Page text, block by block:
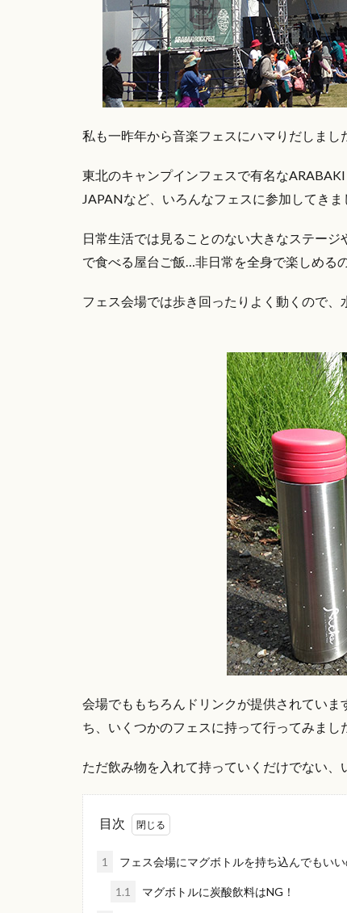
私も一昨年から音楽フェスにハマりだしまし
東北のキャンプインフェスで有名な
JAPANなど、いろんなフェスに参加してきま
日常生活では見ることのない大きなステー
で食べる屋台ご飯…非日常を全身で楽しめる
フェス会場では歩き回ったりよく動くので、
会場でももちろんドリンクが提供されてい
ち、いくつかのフェスに持って行ってみまし
ただ飲み物を入れて持っていくだけでない、
目次
1 フェス会場にマグボトルを持ち込んでもいい
1.1 マグボトルに炭酸飲料はNG！